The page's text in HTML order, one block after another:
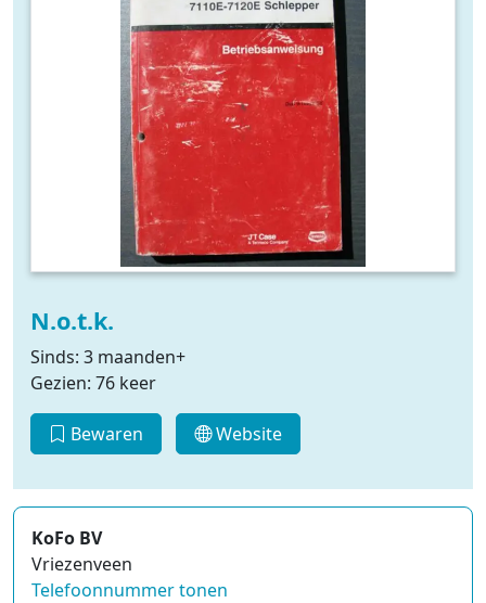
N.o.t.k.
Sinds: 3 maanden+
Gezien: 76 keer
Bewaren Website
KoFo BV
Vriezenveen
Telefoonnummer tonen